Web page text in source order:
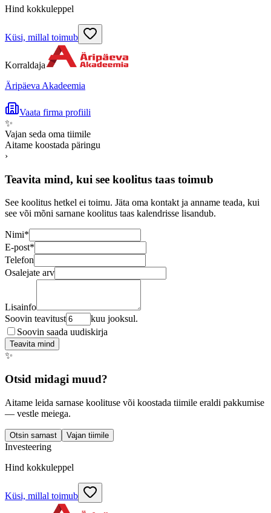
Hind kokkuleppel
Küsi, millal toimub
Korraldaja
Äripäeva Akadeemia
Vaata firma profiili
✨
Vajan seda oma tiimile
Aitame koostada päringu
›
Teavita mind, kui see koolitus taas toimub
See koolitus hetkel ei toimu. Jäta oma kontakt ja anname teada, kui
see või mõni sarnane koolitus taas kalendrisse lisandub.
Nimi*
E-post*
Telefon
Osalejate arv
Lisainfo
Soovin teavitust
kuu jooksul.
Soovin saada uudiskirja
Teavita mind
✨
Otsid midagi muud?
Aitame leida sarnase koolituse või koostada tiimile eraldi pakkumise
— vestle meiega.
Otsin sarnast Vajan tiimile
Investeering
Hind kokkuleppel
Küsi, millal toimub